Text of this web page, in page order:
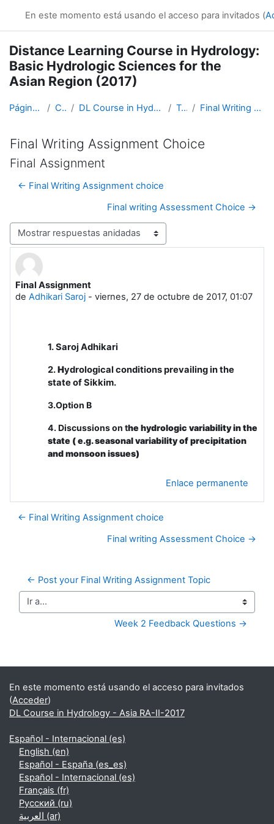
En este momento está usando el acceso para invitados (
Distance Learning Course in Hydrology:
Basic Hydrologic Sciences for the
Asian Region (2017)
Página Principal Cursos DL Course in Hydrology - Asia RA-II-2017 Topic 5 Final Writing Assignment Choice
Final Writing Assignment Choice
Final Assignment
← Final Writing Assignment choice
Final writing Assessment Choice →
Mostrar modo
Final Assignment
de Adhikari Saroj - viernes, 27 de octubre de 2017, 01:07
Número de respuestas: 0
1. Saroj Adhikari
2.Hydrological conditions prevailing in the
state of Sikkim.
3.Option B
4. Discussions on the hydrologic variability in the
state ( e.g. seasonal variability of precipitation
and monsoon issues)
Enlace permanente
← Final Writing Assignment choice
Final writing Assessment Choice →
← Post your Final Writing Assignment Topic
Ir a...
Week 2 Feedback Questions →
Bloques suplementarios
En este momento está usando el acceso para invitados
(Acceder)
DL Course in Hydrology - Asia RA-II-2017
Español - Internacional ‎(es)‎
English ‎(en)‎
Español - España ‎(es_es)‎
Español - Internacional ‎(es)‎
Français ‎(fr)‎
Русский ‎(ru)‎
العربية ‎(ar)‎